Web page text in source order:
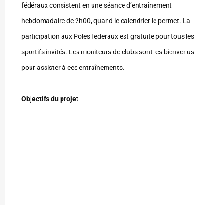
fédéraux consistent en une séance d’entraînement
hebdomadaire de 2h00, quand le calendrier le permet. La
participation aux Pôles fédéraux est gratuite pour tous les
sportifs invités. Les moniteurs de clubs sont les bienvenus
pour assister à ces entraînements.
Objectifs du projet